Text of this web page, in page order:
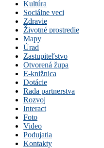
Kultúra
Sociálne veci
Zdravie
Životné prostredie
Mapy
Úrad
Zastupiteľstvo
Otvorená župa
E-knižnica
Dotácie
Rada partnerstva
Rozvoj
Interact
Foto
Video
Podujatia
Kontakty